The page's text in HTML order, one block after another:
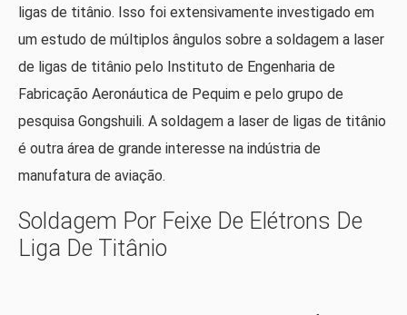
ligas de titânio. Isso foi extensivamente investigado em
um estudo de múltiplos ângulos sobre a soldagem a laser
de ligas de titânio pelo Instituto de Engenharia de
Fabricação Aeronáutica de Pequim e pelo grupo de
pesquisa Gongshuili. A soldagem a laser de ligas de titânio
é outra área de grande interesse na indústria de
manufatura de aviação.
Soldagem Por Feixe De Elétrons De
Liga De Titânio